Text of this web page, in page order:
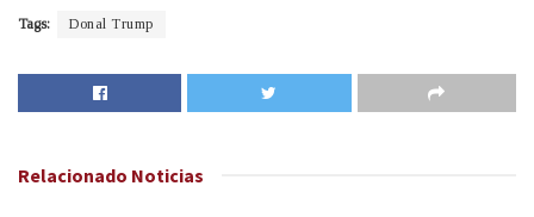
Tags: Donal Trump
Relacionado Noticias